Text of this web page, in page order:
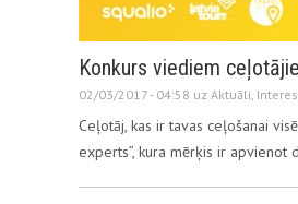
Konkurs viediem
02/03/2017 - 04:58 uz Aktuāli,
Ceļotāj, kas ir tavas ceļošanai
experts”, kura mērķis ir